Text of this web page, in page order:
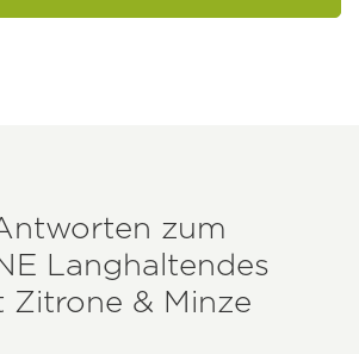
zum
Langhaltendes
Zitrone & Minze